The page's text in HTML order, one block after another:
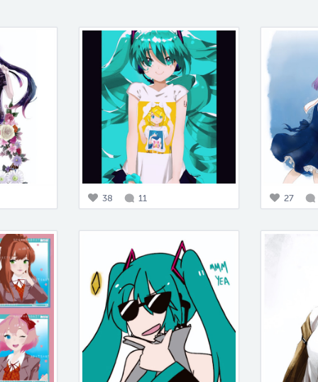
38 11 27